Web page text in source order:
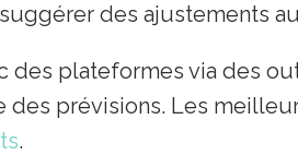
des ajustements
des plateformes via des
des prévisions. Les
.